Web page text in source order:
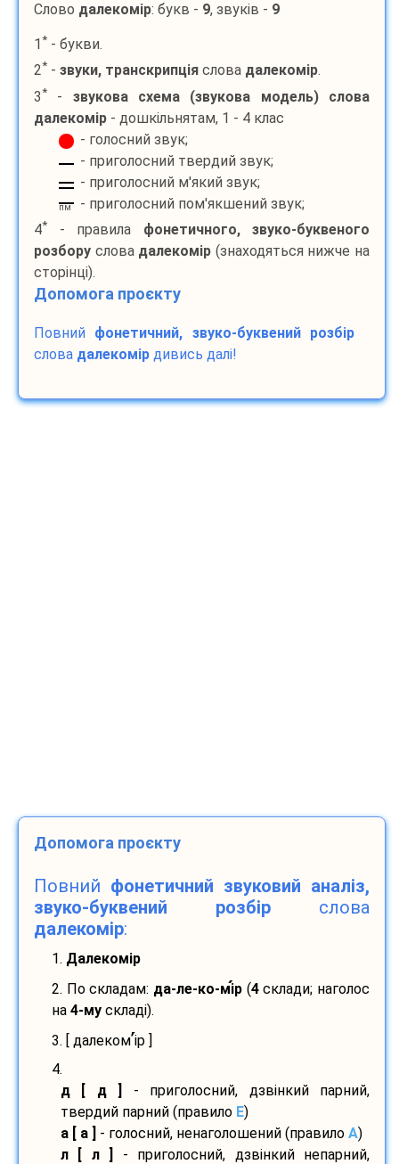
Слово далекомір: букв - 9, звуків - 9
1 * - букви.
2* - звуки, транскрипція слова далекомір.
3* - звукова схема (звукова модель) слова
далекомір - дошкільнятам, 1 - 4 клас
- голосний звук;
- приголосний твердий звук;
- приголосний м'який звук;
пм
- приголосний пом'якшений звук;
4* - правила фонетичного, звуко-буквеного
розбору слова далекомір (знаходяться нижче на
сторінці).
Допомога проєкту
Повний фонетичний, звуко-буквений розбір
слова далекомір дивись далі!
Допомога проєкту
Повний фонетичний звуковий аналіз,
звуко-буквений розбір слова
далекомір:
1. Далекомір
2. По складам: да-ле-ко-мір (4склади; наголос
на 4-му складі).
3. [ далеком’ір ]
4.
д [ д ]
- приголосний, дзвінкий парний,
твердий парний (правило E)
а [ а ]
- голосний, ненаголошений (правило A)
л [ л ]
- приголосний, дзвінкий непарний,